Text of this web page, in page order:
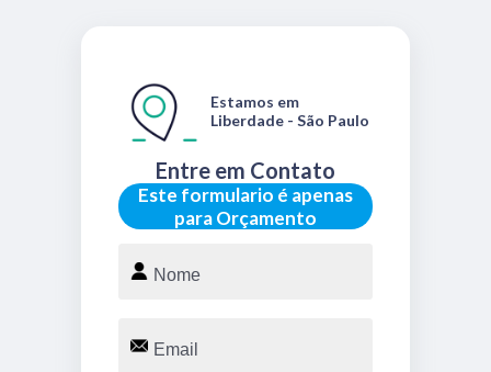
Este formulario é apenas
para Orçamento
Entre em Contato
Estamos em
Liberdade - São Paulo